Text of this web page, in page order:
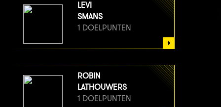
LEVI
SMANS
1 DOELPUNTEN
ROBIN
LATHOUWERS
1 DOELPUNTEN